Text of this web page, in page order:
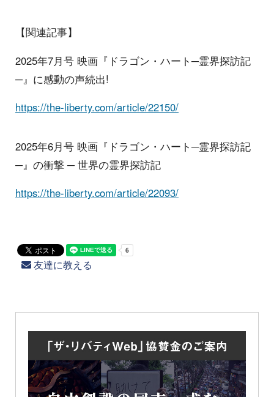
【関連記事】
2025年7月号 映画『ドラゴン・ハート─霊界探訪記
─』に感動の声続出!
https://the-liberty.com/article/22150/
2025年6月号 映画『ドラゴン・ハート─霊界探訪記
─』の衝撃 ─ 世界の霊界探訪記
https://the-liberty.com/article/22093/
友達に教える